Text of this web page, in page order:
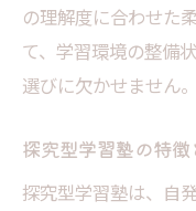
いくつかの
習スタイル
塾と学校を
案
の理解度に合わせた
て、学習環境の整備
選びに欠かせません。
探究型学習塾の特
探究型学習塾は、自